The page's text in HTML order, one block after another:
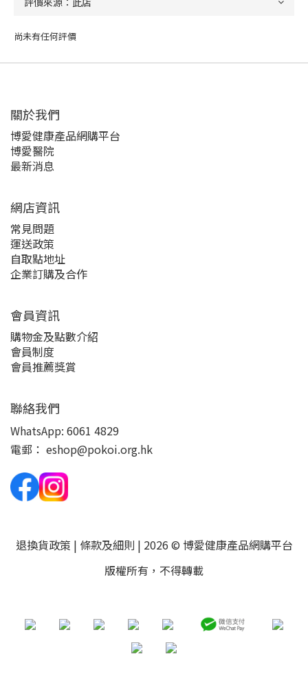
尚未有任何評價
關於我們‎
博愛健康產品網購平台
博愛醫院
最新消息
網店資訊
常見問題
運送政策
自取點地址
企業訂購及合作
會員資訊
購物金及點數介紹
會員制度
會員推薦獎賞
聯絡我們
WhatsApp: 6061 4829
電郵： eshop@pokoi.org.hk
退換貨政策 | 條款及細則 | 2026 © 博愛健康產品網購平台
版權所有，不得轉載